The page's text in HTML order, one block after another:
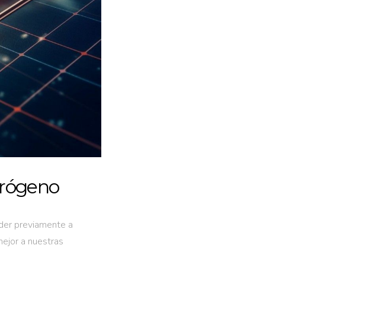
previamente a
a nuestras